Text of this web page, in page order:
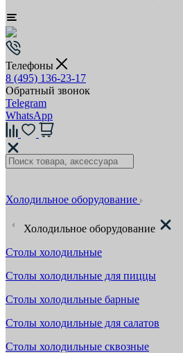
Телефоны
8 (495) 136-23-17
Обратный звонок
Telegram
WhatsApp
Холодильное оборудование
Холодильное оборудование
Столы холодильные
Столы холодильные для пиццы
Столы холодильные барные
Столы холодильные для салатов
Столы холодильные сквозные